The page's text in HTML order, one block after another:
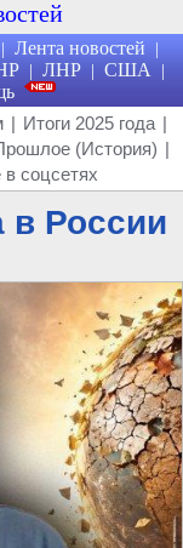
| Лента новостей |
| ЛНР | США |
| Итоги 2025 года |
(История) |
соцсетях
в России